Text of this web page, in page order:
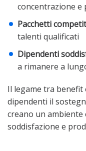
concentrazione
Pacchetti
talenti qualificati
Dipendenti
a rimanere a
Il legame tra benefit
dipendenti il
creano un ambiente
soddisfazione e